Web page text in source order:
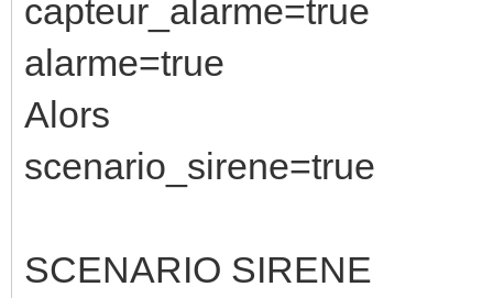
capteur_alarme=true
alarme=true
Alors
scenario_sirene=true
SCENARIO SIRENE